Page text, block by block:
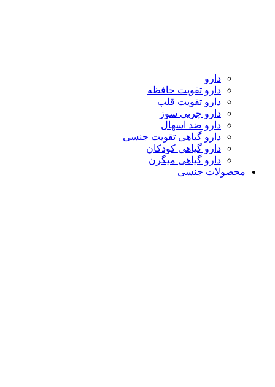
دارو
دارو تقویت حافظه
دارو تقویت قلب
دارو چربی سوز
دارو ضد اسهال
دارو گیاهی تقویت جنسی
دارو گیاهی کودکان
دارو گیاهی میگرن
محصولات جنسی